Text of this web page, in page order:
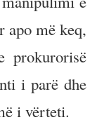
apo më keq,
prokurorisë
i parë dhe
i vërteti.